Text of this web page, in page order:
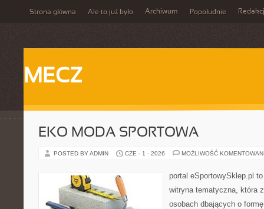
Strona główna Ale to już było Archiwum Popołudnie
MECZ
EKO MODA SPORTOWA
POSTED BY ADMIN CZE - 1 - 2026 MOŻLIWOŚĆ
portal eSportowySklep.pl
witryna tematyczna, która
osobach dbających o